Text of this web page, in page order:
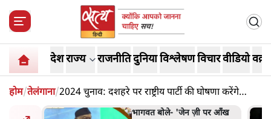
देशराज्य राजनीतिदुनियाविश्लेषणविचारवीडियो
होम/तेलंगाना/2024 चुनाव: दशहरे पर राष्ट्रीय पार्टी की घोषणा करेंगे
केसीआर
अतीक अहमद के बेटे अबान अहमद